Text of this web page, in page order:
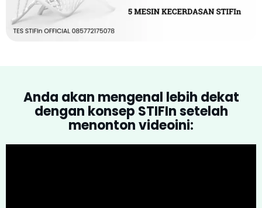
Anda akan mengenal lebih dekat
dengan konsep STIFIn setelah
menonton videoini: